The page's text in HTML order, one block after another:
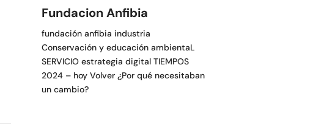
Fundacion Anfibia
fundación anfibia industria
Conservación y educación ambientaL
SERVICIO estrategia digital TIEMPOS
2024 – hoy Volver ¿Por qué necesitaban
un cambio?